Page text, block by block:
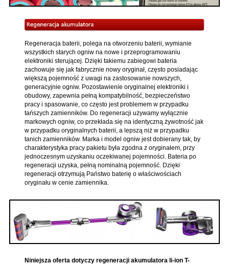
Regeneracja baterii, polega na otworzeniu baterii, wymianie
wszystkich starych ogniw na nowe i przeprogramowaniu
elektroniki sterującej. Dzięki takiemu zabiegowi bateria
zachowuje się jak fabrycznie nowy oryginał, często posiadając
większą pojemność z uwagi na zastosowanie nowszych,
generacyjnie ogniw. Pozostawienie oryginalnej elektroniki i
obudowy, zapewnia pełną kompatybilność, bezpieczeństwo
pracy i spasowanie, co często jest problemem w przypadku
tańszych zamienników. Do regeneracji używamy wyłącznie
markowych ogniw, co przekłada się na identyczną żywotność jak
w przypadku oryginalnych baterii, a lepszą niż w przypadku
tanich zamienników. Marka i model ogniw jest dobierany tak, by
charakterystyka pracy pakietu była zgodna z oryginałem, przy
jednoczesnym uzyskaniu oczekiwanej pojemności. Bateria po
regeneracji uzyska, pełną nominalną pojemność. Dzięki
regeneracji otrzymują Państwo baterię o właściwościach
oryginału w cenie zamiennika.
Niniejsza oferta dotyczy regeneracji akumulatora li-ion T-